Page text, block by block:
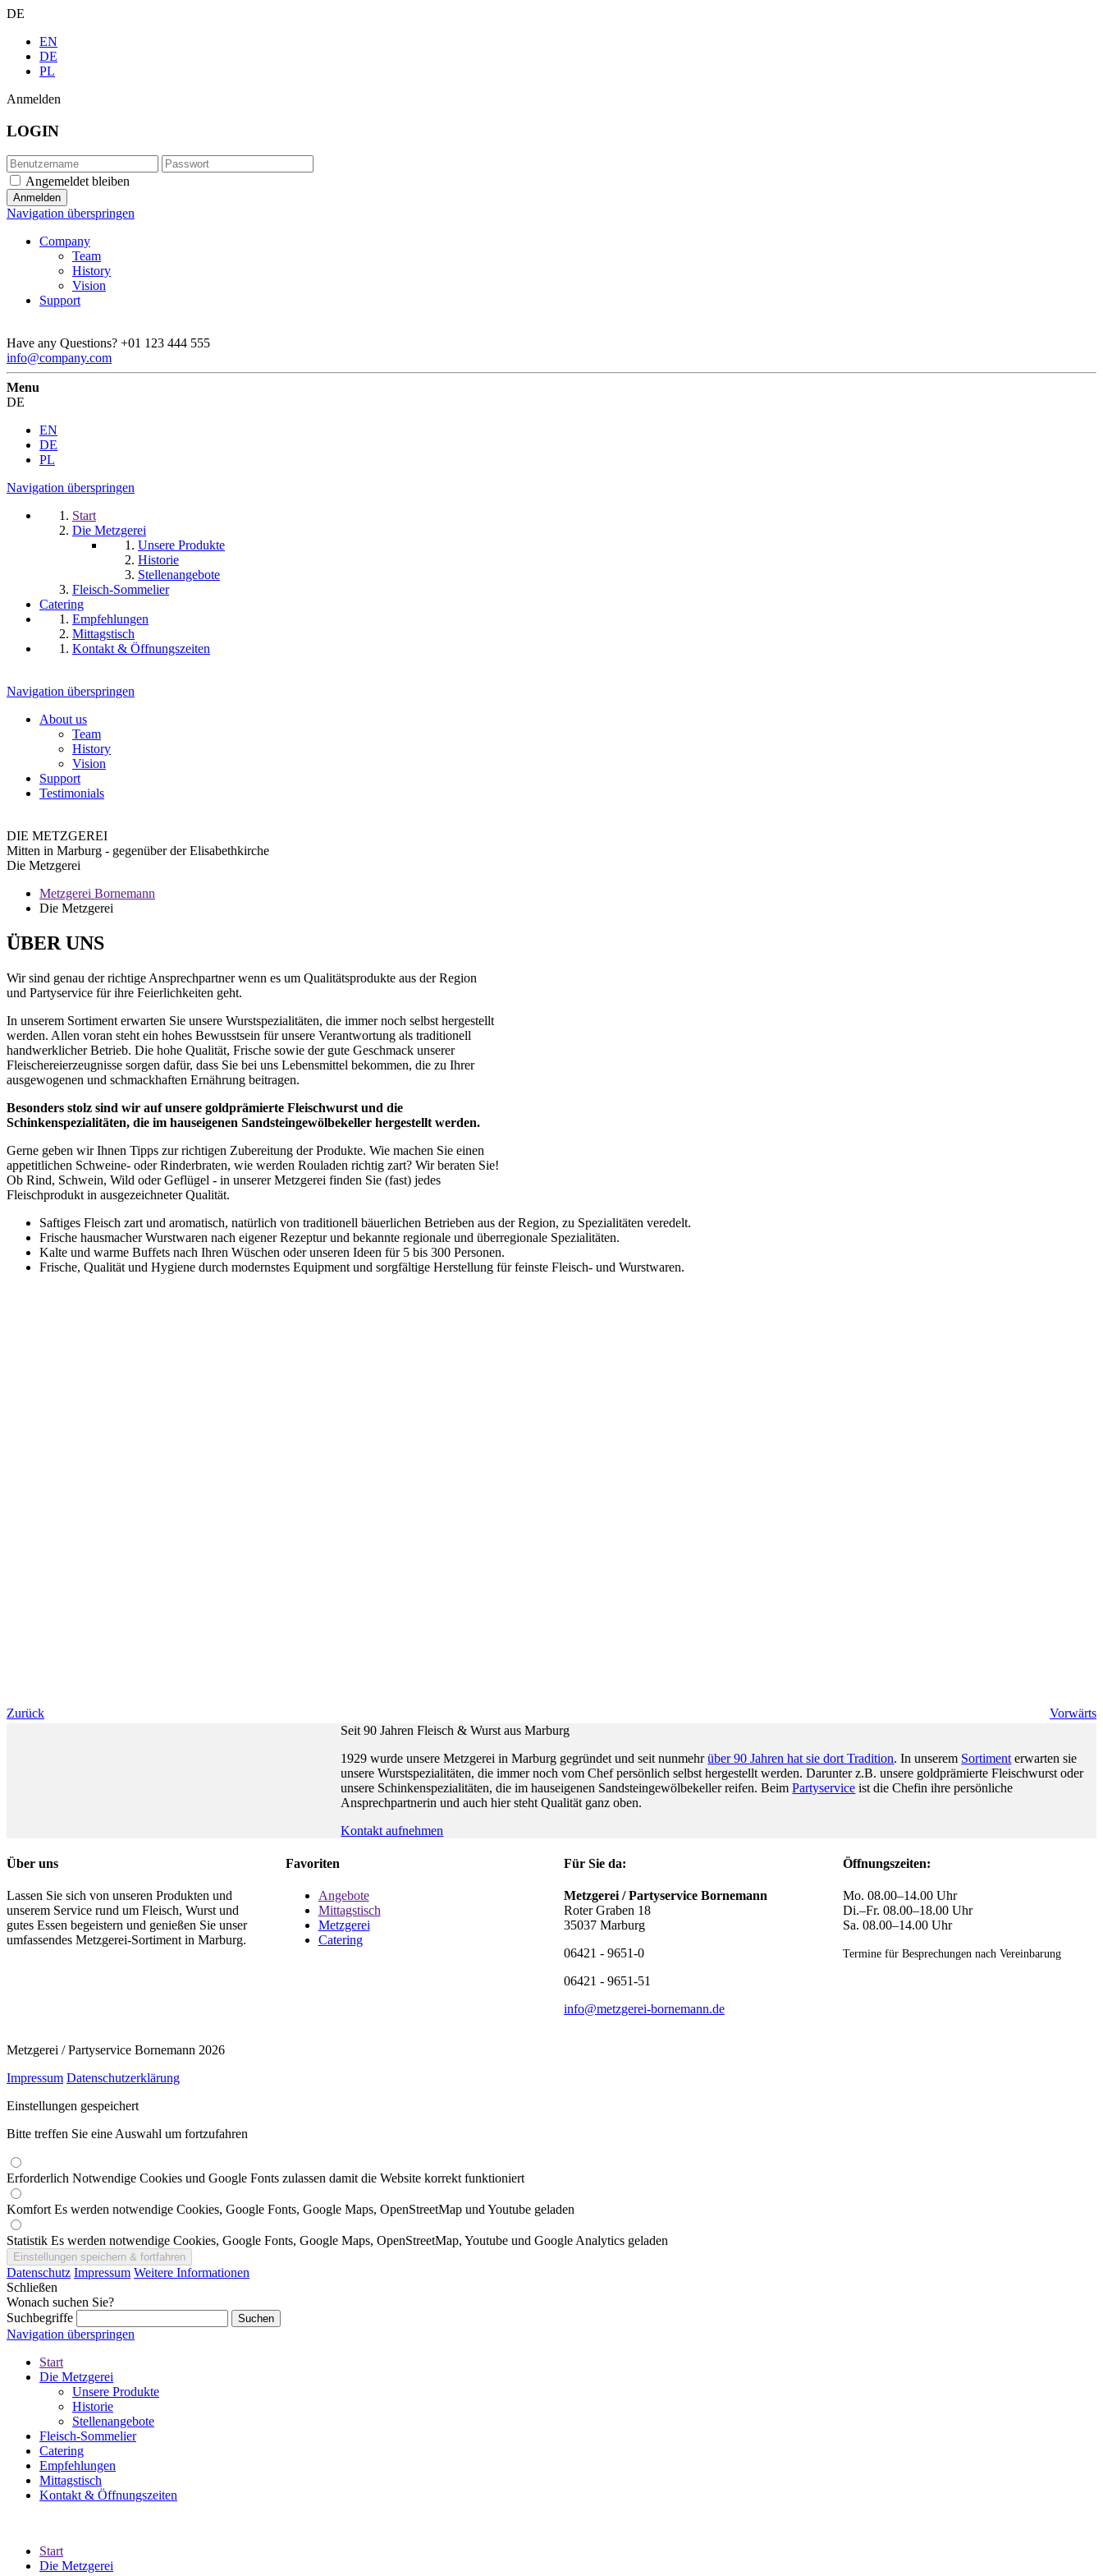
DE
EN
DE
PL
Anmelden
LOGIN
Angemeldet bleiben
Navigation überspringen
Company
Team
History
Vision
Support
Have any Questions? +01 123 444 555
info@company.com
Menu
DE
EN
DE
PL
Navigation überspringen
Start
Die Metzgerei
Unsere Produkte
Historie
Stellenangebote
Fleisch-Sommelier
Catering
Empfehlungen
Mittagstisch
Kontakt & Öffnungszeiten
Navigation überspringen
About us
Team
History
Vision
Support
Testimonials
DIE METZGEREI
Mitten in Marburg - gegenüber der Elisabethkirche
Die Metzgerei
Metzgerei Bornemann
Die Metzgerei
ÜBER UNS
Wir sind genau der richtige Ansprechpartner wenn es um Qualitätsprodukte aus der Region
und Partyservice für ihre Feierlichkeiten geht.
In unserem Sortiment erwarten Sie unsere Wurstspezialitäten, die immer noch selbst hergestellt
werden. Allen voran steht ein hohes Bewusstsein für unsere Verantwortung als traditionell
handwerklicher Betrieb. Die hohe Qualität, Frische sowie der gute Geschmack unserer
Fleischereierzeugnisse sorgen dafür, dass Sie bei uns Lebensmittel bekommen, die zu Ihrer
ausgewogenen und schmackhaften Ernährung beitragen.
Besonders stolz sind wir auf unsere goldprämierte Fleischwurst und die
Schinkenspezialitäten, die im hauseigenen Sandsteingewölbekeller hergestellt werden.
Gerne geben wir Ihnen Tipps zur richtigen Zubereitung der Produkte. Wie machen Sie einen
appetitlichen Schweine- oder Rinderbraten, wie werden Rouladen richtig zart? Wir beraten Sie!
Ob Rind, Schwein, Wild oder Geflügel - in unserer Metzgerei finden Sie (fast) jedes
Fleischprodukt in ausgezeichneter Qualität.
Saftiges Fleisch zart und aromatisch, natürlich von traditionell bäuerlichen Betrieben aus der Region, zu Spezialitäten veredelt.
Frische hausmacher Wurstwaren nach eigener Rezeptur und bekannte regionale und überregionale Spezialitäten.
Kalte und warme Buffets nach Ihren Wüschen oder unseren Ideen für 5 bis 300 Personen.
Frische, Qualität und Hygiene durch modernstes Equipment und sorgfältige Herstellung für feinste Fleisch- und Wurstwaren.
Zurück
Vorwärts
Seit 90 Jahren Fleisch & Wurst aus Marburg
1929 wurde unsere Metzgerei in Marburg gegründet und seit nunmehrüber 90 Jahren hat sie dort Tradition. In unserem Sortiment erwarten sie
unsere Wurstspezialitäten, die immer noch vom Chef persönlich selbst hergestellt werden. Darunter z.B. unsere goldprämierte Fleischwurst oder
unsere Schinkenspezialitäten, die im hauseigenen Sandsteingewölbekeller reifen. BeimPartyservice ist die Chefin ihre persönliche
Ansprechpartnerin und auch hier steht Qualität ganz oben.
Kontakt aufnehmen
Über uns
Lassen Sie sich von unseren Produkten und
unserem Service rund um Fleisch, Wurst und
gutes Essen begeistern und genießen Sie unser
umfassendes Metzgerei-Sortiment in Marburg.
Favoriten
Angebote
Mittagstisch
Metzgerei
Catering
Für Sie da:
Metzgerei / Partyservice Bornemann
Roter Graben 18
35037 Marburg
06421 - 9651-0
06421 - 9651-51
info@metzgerei-bornemann.de
Öffnungszeiten:
Mo. 08.00–14.00 Uhr
Di.–Fr. 08.00–18.00 Uhr
Sa. 08.00–14.00 Uhr
Termine für Besprechungen nach Vereinbarung
Metzgerei / Partyservice Bornemann 2026
Impressum Datenschutzerklärung
Einstellungen gespeichert
Bitte treffen Sie eine Auswahl um fortzufahren
Erforderlich Notwendige Cookies und Google Fonts zulassen damit die Website korrekt funktioniert
Komfort Es werden notwendige Cookies, Google Fonts, Google Maps, OpenStreetMap und Youtube geladen
Statistik Es werden notwendige Cookies, Google Fonts, Google Maps, OpenStreetMap, Youtube und Google Analytics geladen
Datenschutz Impressum Weitere Informationen
Schließen
Wonach suchen Sie?
Suchbegriffe
Navigation überspringen
Start
Die Metzgerei
Unsere Produkte
Historie
Stellenangebote
Fleisch-Sommelier
Catering
Empfehlungen
Mittagstisch
Kontakt & Öffnungszeiten
Start
Die Metzgerei